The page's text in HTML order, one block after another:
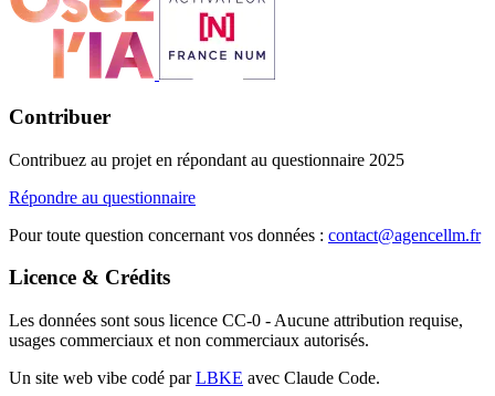
Contribuer
Contribuez au projet en répondant au questionnaire 2025
Répondre au questionnaire
Pour toute question concernant vos données : contact@agencellm.fr
Licence & Crédits
Les données sont sous licence CC-0 - Aucune attribution requise,
usages commerciaux et non commerciaux autorisés.
Un site web vibe codé parLBKE avec Claude Code.